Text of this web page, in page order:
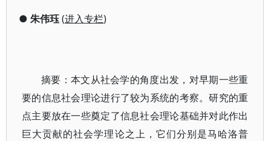
● 朱伟珏(进入专栏)
摘要：本文从社会学的角度出发，对早期一些重
要的信息社会理论进行了较为系统的考察。研究的重
点主要放在一些奠定了信息社会理论基础并对此作出
巨大贡献的社会学理论之上，它们分别是马哈洛普